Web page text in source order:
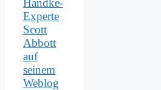
Handke-
Experte
Scott
Abbott
auf
seinem
Weblog